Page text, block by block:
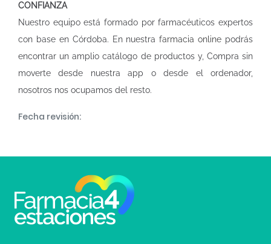
CONFIANZA
Nuestro equipo está formado por farmacéuticos expertos
con base en Córdoba. En nuestrafarmacia online podrás
encontrar un amplio catálogo de productos y, Compra sin
moverte desde nuestra app o desde el ordenador,
nosotros nos ocupamos del resto.
Fecha revisión: